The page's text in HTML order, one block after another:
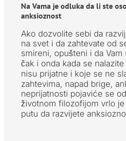
Na Vama je odluka da li ste
anksioznost
Ako dozvolite sebi da
na svet i da zahtevate od
smireni, opušteni i da
čak i onda kada se
nisu prijatne i koje se ne
zahtevima, napad brige,
neprijatnosti pojaviće se
životnom filozofijom vrlo
putu da razvijete